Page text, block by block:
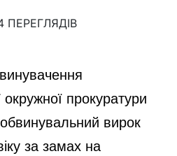
ПЕРЕГЛЯДІВ
окружної прокуратури
вирок
за замах на